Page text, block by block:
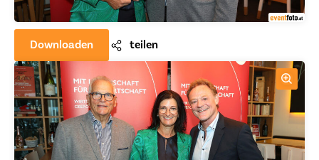
Downloaden teilen